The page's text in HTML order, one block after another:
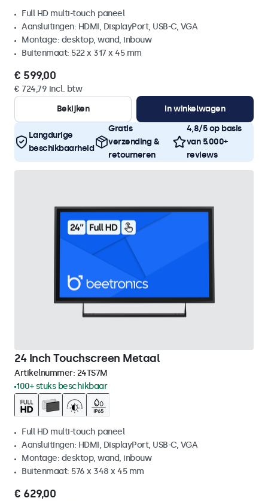
Full HD multi-touch paneel
Aansluitingen: HDMI, DisplayPort, USB-C, VGA
Montage: desktop, wand, inbouw
Buitenmaat: 522 x 317 x 45 mm
€ 599,00
€ 724,79 incl. btw
Bekijken
In winkelwagen
Langdurige
beschikbaarheid
Gratis
verzending &
retourneren
4,8/5 op basis
van 5.000+
reviews
24 Inch Touchscreen Metaal
Artikelnummer: 24TS7M
100+ stuks beschikbaar
Full HD multi-touch paneel
Aansluitingen: HDMI, DisplayPort, USB-C, VGA
Montage: desktop, wand, inbouw
Buitenmaat: 576 x 348 x 45 mm
€ 629,00